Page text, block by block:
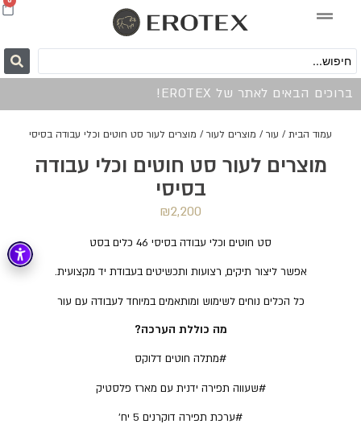
ברוכים הבאים לאתר של EROTEX!
עמוד הבית / עור / מוצרים לעור / מוצרים לעור סט חוטים וכלי עבודה בסיסי
מוצרים לעור סט חוטים וכלי עבודה
בסיסי
₪2,200
סט חוטים וכלי עבודה בסיסי 46 כלים בסט
אפשר ליצור תיקים, רצועות ותכשיטים בעבודת יד מקצועית.
כל הכלים נוחים לשימוש ומותאמים במיוחד לעבודה עם עור
מה כוללת הערכה?
#מתלה חוטים דלוקס
#שעווה תפירה ידנית עם מארז פלסטיק
#ערכת תפירה דוקרנים 5 יח’